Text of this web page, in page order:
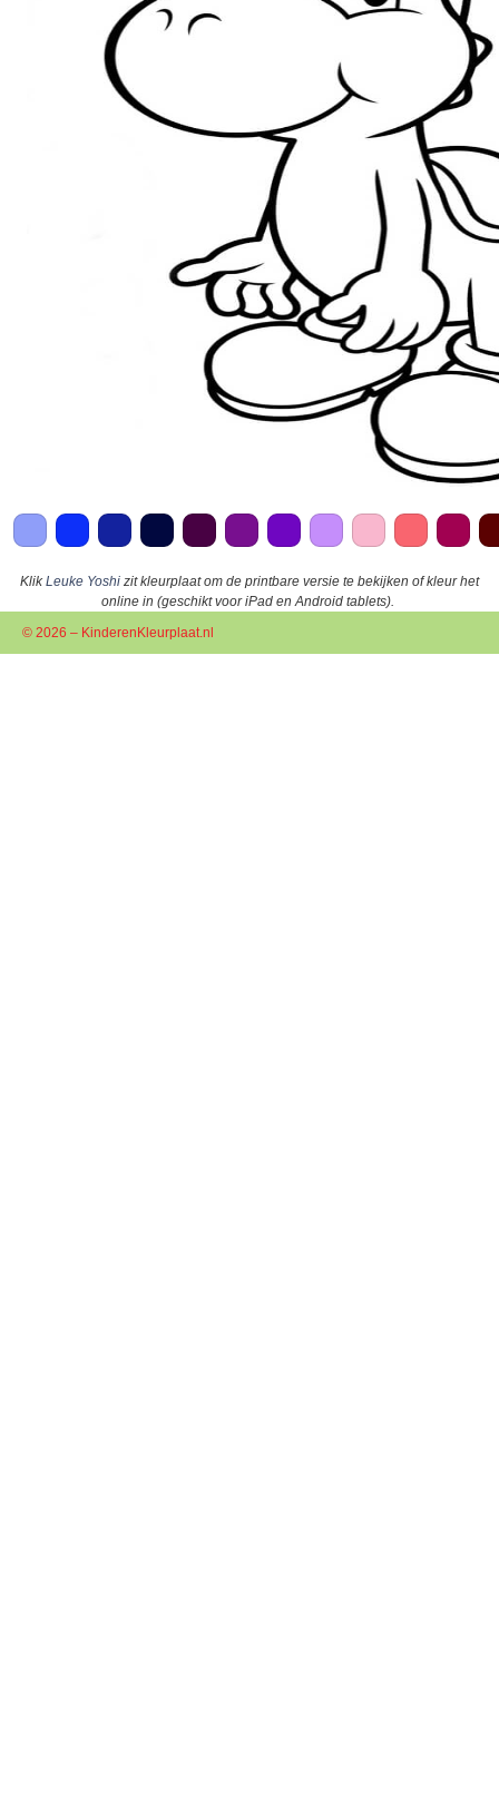
KlikLeuke Yoshi zit kleurplaat om de printbare versie te bekijken of kleur het
online in (geschikt voor iPad en Android tablets).
© 2026 – KinderenKleurplaat.nl